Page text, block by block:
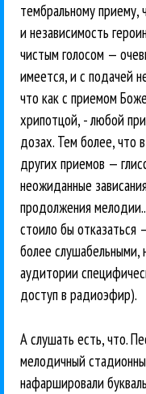
тембральному
и независимость
чистым голосом —
имеется, и с подачей
что как с приемом
хрипотцой, - любой
дозах. Тем более, что
других приемов —
неожиданные
продолжения
стоило бы отказаться
более слушабельными,
аудитории
доступ в радиоэфир).
А слушать есть, что.
мелодичный
нафаршировали